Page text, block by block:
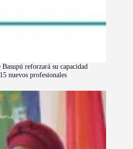
reforzará su capacidad
nuevos profesionales